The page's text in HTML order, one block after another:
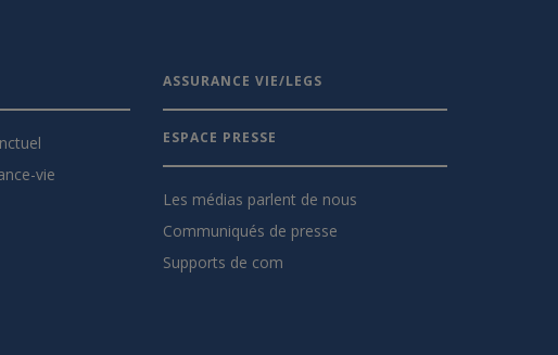
vie
ASSURANCE VIE/LEGS
ESPACE PRESSE
Les médias parlent de nous
Communiqués de presse
Supports de com